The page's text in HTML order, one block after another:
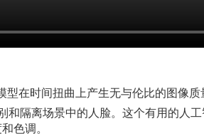
在时间扭曲上产生无与伦比的图像质
隔离场景中的人脸。这个有用的人
色调。